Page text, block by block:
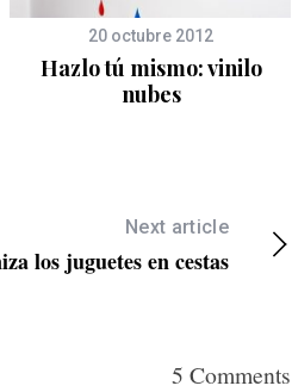
20 octubre 2012
Hazlo tú mismo: vinilo
nubes
Next article
los juguetes en cestas
5 Comments